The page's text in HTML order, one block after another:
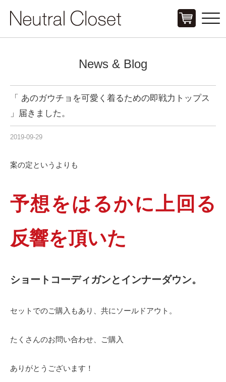
Click
News & Blog
「 あのガウチョを可愛く着るための即戦力トップス
」届きました。
2019-09-29
案の定というよりも
予想をはるかに上回る
反響を頂いた
ショートコーディガンとインナーダウン。
セットでのご購入もあり、共にソールドアウト。
たくさんのお問い合わせ、ご購入
ありがとうございます！